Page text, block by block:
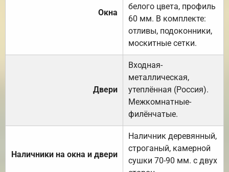
Окна
белого цвета, профиль
60 мм. В комплекте:
отливы, подоконники,
москитные сетки.
Двери
Входная-
металлическая,
утеплённая (Россия).
Межкомнатные-
филёнчатые.
Наличники на окна и двери
Наличник деревянный,
строганый, камерной
сушки 70-90 мм. с двух